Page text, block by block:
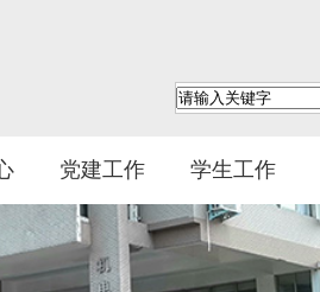
党建工作 学生工作